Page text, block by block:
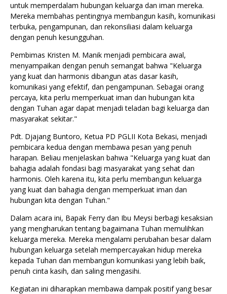
untuk memperdalam hubungan keluarga dan iman mereka.
Mereka membahas pentingnya membangun kasih, komunikasi
terbuka, pengampunan, dan rekonsiliasi dalam keluarga
dengan penuh kesungguhan.
Pembimas Kristen M. Manik menjadi pembicara awal,
menyampaikan dengan penuh semangat bahwa "Keluarga
yang kuat dan harmonis dibangun atas dasar kasih,
komunikasi yang efektif, dan pengampunan. Sebagai orang
percaya, kita perlu memperkuat iman dan hubungan kita
dengan Tuhan agar dapat menjadi teladan bagi keluarga dan
masyarakat sekitar."
Pdt. Djajang Buntoro, Ketua PD PGLII Kota Bekasi, menjadi
pembicara kedua dengan membawa pesan yang penuh
harapan. Beliau menjelaskan bahwa "Keluarga yang kuat dan
bahagia adalah fondasi bagi masyarakat yang sehat dan
harmonis. Oleh karena itu, kita perlu membangun keluarga
yang kuat dan bahagia dengan memperkuat iman dan
hubungan kita dengan Tuhan."
Dalam acara ini, Bapak Ferry dan Ibu Meysi berbagi kesaksian
yang mengharukan tentang bagaimana Tuhan memulihkan
keluarga mereka. Mereka mengalami perubahan besar dalam
hubungan keluarga setelah mempercayakan hidup mereka
kepada Tuhan dan membangun komunikasi yang lebih baik,
penuh cinta kasih, dan saling mengasihi.
Kegiatan ini diharapkan membawa dampak positif yang besar